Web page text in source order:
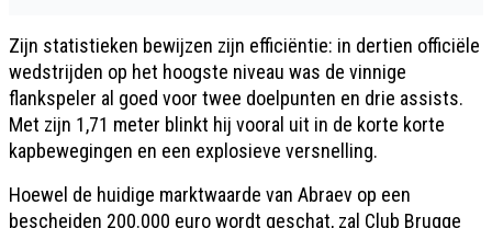
Zijn statistieken bewijzen zijn efficiëntie: in dertien officiële
wedstrijden op het hoogste niveau was de vinnige
flankspeler al goed voor twee doelpunten en drie assists.
Met zijn 1,71 meter blinkt hij vooral uit in de korte korte
kapbewegingen en een explosieve versnelling.
Hoewel de huidige marktwaarde van Abraev op een
bescheiden 200.000 euro wordt geschat, zal Club Brugge